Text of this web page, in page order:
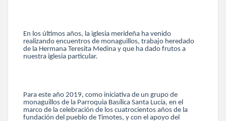
En los últimos años, la iglesia merideña ha venido
realizando encuentros de monaguillos, trabajo heredado
de la Hermana Teresita Medina y que ha dado frutos a
nuestra iglesia particular.
Para este año 2019, como iniciativa de un grupo de
monaguillos de la Parroquia Basílica Santa Lucía, en el
marco de la celebración de los cuatrocientos años de la
fundación del pueblo de Timotes, y con el apoyo del